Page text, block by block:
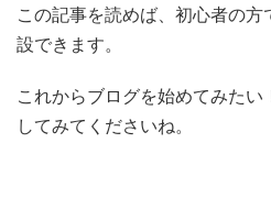
この記事を読めば、初心者の
設できます。
これからブログを始めてみた
してみてくださいね。